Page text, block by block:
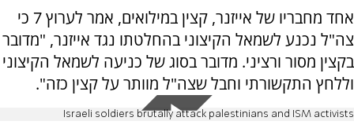
אחד מחבריו של אייזנר, קצין במילואים, אמר לערוץ 7 כי
צה"ל נכנע לשמאל הקיצוני בהחלטתו נגד אייזנר, "מדובר
בקצין מסור ורציני. מדובר בסוג של כניעה לשמאל הקיצוני
וללחץ התקשורתי וחבל שצה"ל מוותר על קצין כזה".
Israeli soldiers brutally attack palestinians and ISM activists